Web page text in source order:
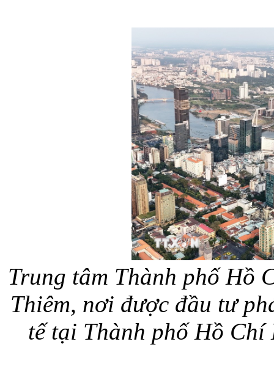
Trung tâm Thành phố Hồ
Thiêm, nơi được đầu tư
tế tại Thành phố Hồ